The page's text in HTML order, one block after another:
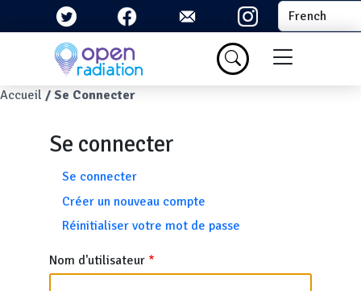
Aller au contenu principal Select your
Menu du
Fil d'Ariane
Accueil Se Connecter
Se connecter
Onglets principaux
Se connecter
Créer un nouveau compte
Réinitialiser votre mot de passe
Nom d'utilisateur